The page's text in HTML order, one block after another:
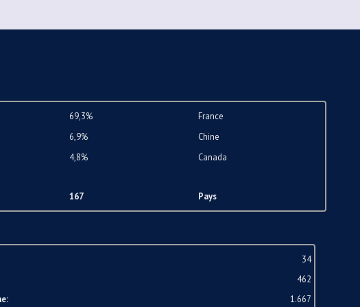
69,3%
France
6,9%
Chine
4,8%
Canada
167 Pays
34
462
1.667